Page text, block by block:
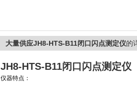
大量供应JH8-HTS-B11闭口闪点测定仪的
JH8-HTS-B11闭口闪点测定仪
仪器特点：